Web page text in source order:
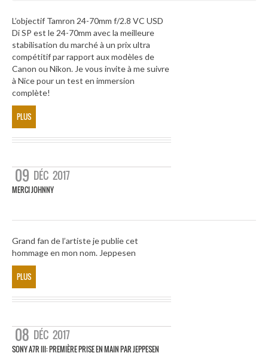
L’objectif Tamron 24-70mm f/2.8 VC USD
Di SP est le 24-70mm avec la meilleure
stabilisation du marché à un prix ultra
compétitif par rapport aux modèles de
Canon ou Nikon. Je vous invite à me suivre
à Nice pour un test en immersion
complète!
PLUS
09 DÉC 2017
MERCI JOHNNY
Grand fan de l’artiste je publie cet
hommage en mon nom. Jeppesen
PLUS
08 DÉC 2017
SONY A7R III: PREMIÈRE PRISE EN MAIN PAR JEPPESEN